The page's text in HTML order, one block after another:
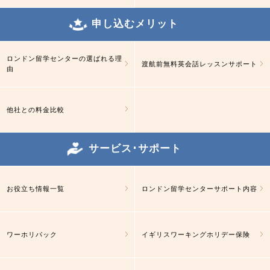
申し込むメリット
ロンドン留学センターの選ばれる理
由
渡航前無料英会話レッスンサポート
他社との料金比較
サービス･サポート
お役立ち情報一覧 ロンドン留学センターサポート内容
ワーホリパック イギリスワーキングホリデー保険